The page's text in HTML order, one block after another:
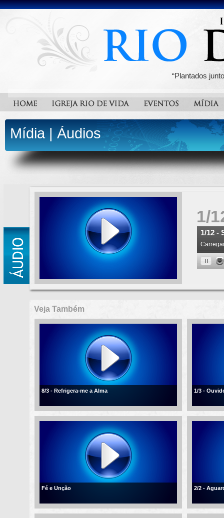
“Plantados
Mídia|Áudios
1/
Veja Também
8/3 - Refrigera-me a Alma 1/3 -
Fé e Unção 2/2 -